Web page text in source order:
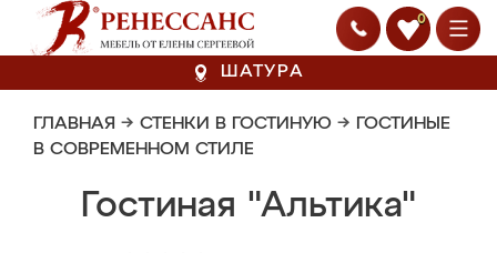
0
ШАТУРА
ГЛАВНАЯ → СТЕНКИ В ГОСТИНУЮ → ГОСТИНЫЕ
В СОВРЕМЕННОМ СТИЛЕ
Гостиная "Альтика"